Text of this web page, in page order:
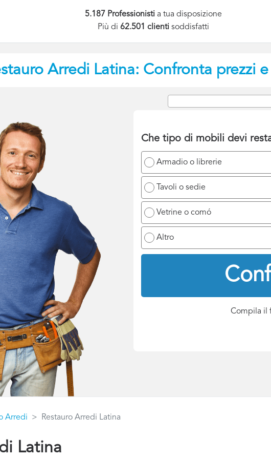
5.187 Professionisti a tua disposizione
Più di62.501 clientisoddisfatti
Arredi Latina: Confronta prezzi
Che tipo di mobili devi
Armadio o librerie
Tavoli o sedie
Vetrine o comó
Altro
Compila il
Arredi Restauro Arredi Latina
Latina